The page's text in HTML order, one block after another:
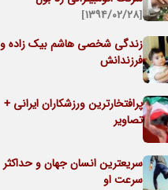
[۱۳۹۴/۰۲/۲۸]
زندگی شخصی هاشم بیک زاده و
فرزندانش
پرافتخارترین ورزشکاران ایرانی +
تصاویر
سریعترین انسان جهان و حداکثر
سرعت او